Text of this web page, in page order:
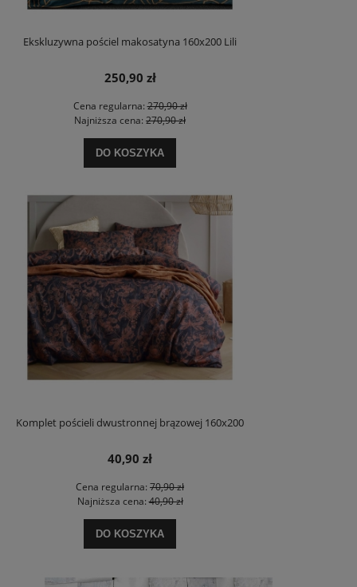
Ekskluzywna pościel makosatyna 160x200 Lili
250,90 zł
Cena regularna:270,90 zł
Najniższa cena: 270,90 zł
DO KOSZYKA
Komplet pościeli dwustronnej brązowej 160x200
40,90 zł
Cena regularna: 70,90 zł
Najniższa cena:40,90 zł
DO KOSZYKA